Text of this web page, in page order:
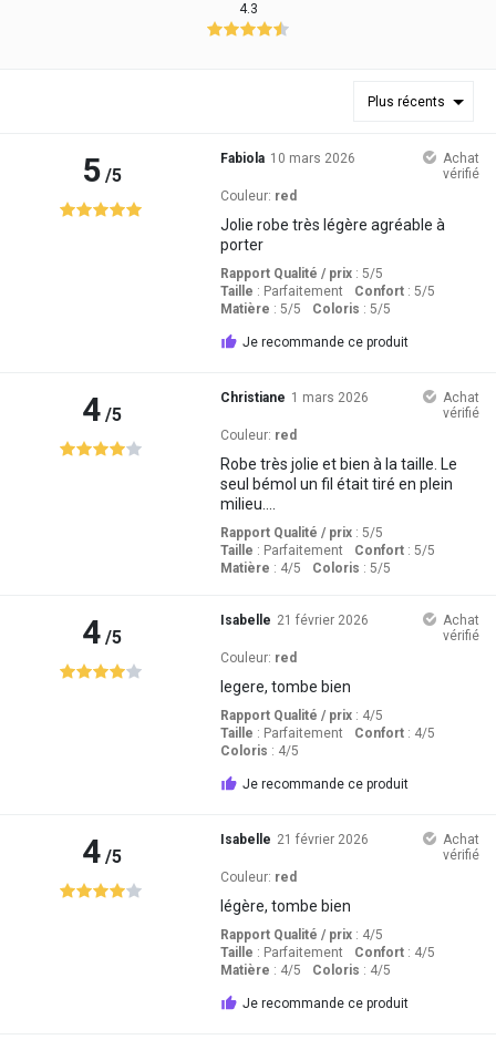
4.3
Plus récents
5/5
Fabiola 10 mars 2026
Achat
vérifié
Couleur: red
Jolie robe très légère agréable à
porter
Rapport Qualité / prix: 5/5
Taille : Parfaitement Confort: 5/5
Matière : 5/5 Coloris : 5/5
Je recommande ce produit
4/5
Christiane 1 mars 2026
Achat
vérifié
Couleur: red
Robe très jolie et bien à la taille. Le
seul bémol un fil était tiré en plein
milieu....
Rapport Qualité / prix: 5/5
Taille : Parfaitement Confort: 5/5
Matière : 4/5 Coloris : 5/5
4/5
Isabelle 21 février 2026
Achat
vérifié
Couleur: red
legere, tombe bien
Rapport Qualité / prix: 4/5
Taille : Parfaitement Confort: 4/5
Coloris : 4/5
Je recommande ce produit
4/5
Isabelle 21 février 2026
Achat
vérifié
Couleur: red
légère, tombe bien
Rapport Qualité / prix: 4/5
Taille : Parfaitement Confort: 4/5
Matière : 4/5 Coloris : 4/5
Je recommande ce produit